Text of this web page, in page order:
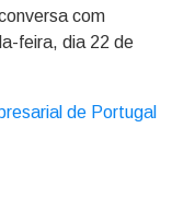
com
feira, dia 22 de
de Portugal